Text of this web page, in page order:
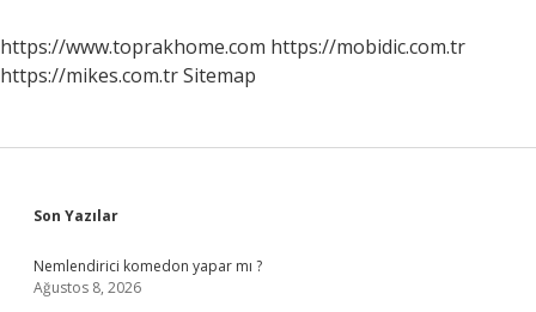
https://www.toprakhome.com https://mobidic.com.tr
https://mikes.com.trSitemap
Sidebar
Son Yazılar
Nemlendirici komedon yapar mı ?
Ağustos 8, 2026